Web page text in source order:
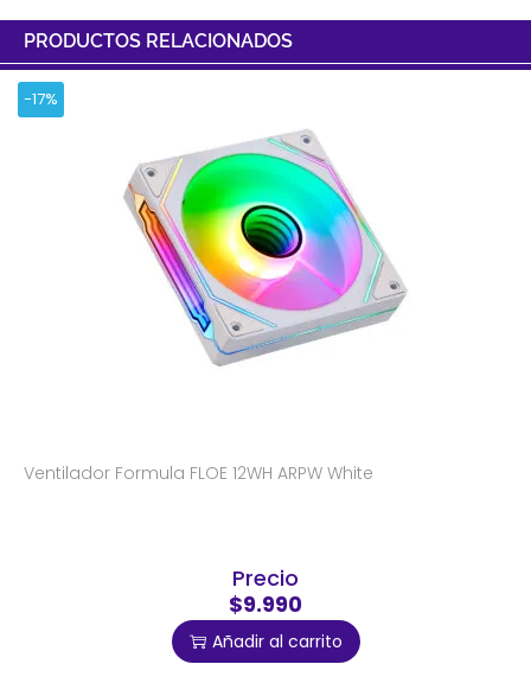
PRODUCTOS RELACIONADOS
-17%
Ventilador Formula FLOE 12WH ARPW White
Precio
$9.990
Añadir al carrito